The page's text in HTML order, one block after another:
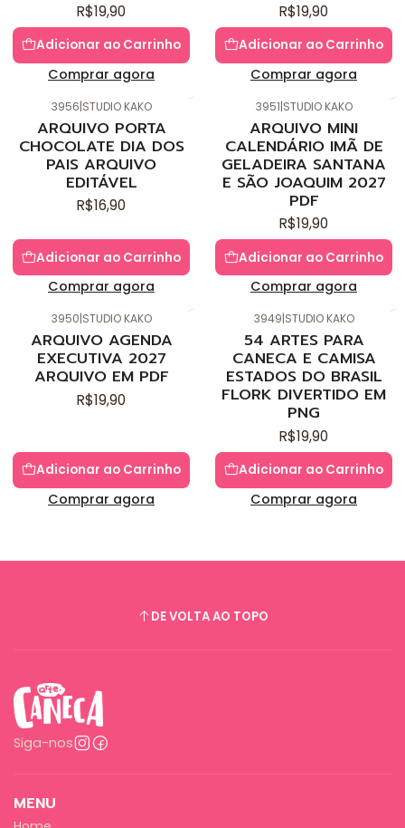
R$19,90
Adicionar ao Carrinho
Comprar agora
R$19,90
Adicionar ao Carrinho
Comprar agora
3956|STUDIO KAKO
ARQUIVO PORTA
CHOCOLATE DIA DOS
PAIS ARQUIVO
EDITÁVEL
R$16,90
Adicionar ao Carrinho
Comprar agora
3951|STUDIO KAKO
ARQUIVO MINI
CALENDÁRIO IMÃ DE
GELADEIRA SANTANA
E SÃO JOAQUIM 2027
PDF
R$19,90
Adicionar ao Carrinho
Comprar agora
3950|STUDIO KAKO
ARQUIVO AGENDA
EXECUTIVA 2027
ARQUIVO EM PDF
R$19,90
Adicionar ao Carrinho
Comprar agora
3949|STUDIO KAKO
54 ARTES PARA
CANECA E CAMISA
ESTADOS DO BRASIL
FLORK DIVERTIDO EM
PNG
R$19,90
Adicionar ao Carrinho
Comprar agora
DE VOLTA AO TOPO
Siga-nos
MENU